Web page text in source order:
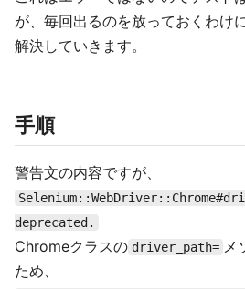
が、毎回出るのを放っておくわけ
解決していきます。
手順
警告文の内容ですが、
deprecated.
Chromeクラスの driver_path= メ
ため、